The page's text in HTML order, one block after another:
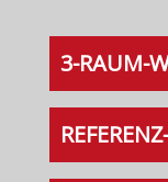
3-RAUM-